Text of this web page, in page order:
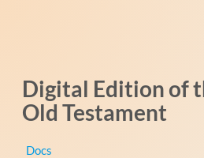
Digital Edition of
Old Testament
Docs